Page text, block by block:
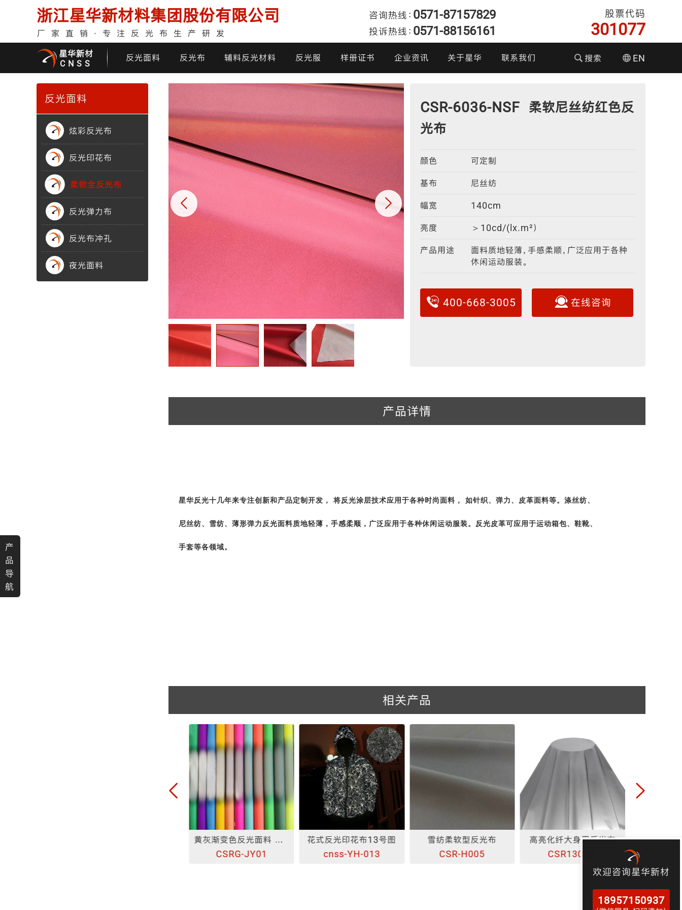
浙江星华新材料集团股份有限公司
厂家直销·专注反光布生产研发
咨询热线： 0571-87157829
投诉热线： 0571-88156161
股票代码
301077
星华新材
CNSS
反光面料
印花反光面料 彩色反光面料
渐变反光面料 反光弹力布 冲孔反光布
反光布
普亮反光布 耐水洗反光布
辅料反光材料
反光织带
彩色反光布 反光包边条 反光丝
反光服
反光背心 T恤执勤服
样册证书
产品样册
产品证书
企业资讯
企业动态
行业新闻
关于星华 联系我们 搜索 EN
CSR-6036-NSF 柔软尼丝纺红色反
光布
颜色 可定制
基布 尼丝纺
幅宽 140cm
亮度 ＞10cd/(lx.m²）
产品用途
面料质地轻薄，手感柔顺，广泛应用于各种
休闲运动服装。
400-668-3005 在线咨询
产品详情
星华反光十几年来专注创新和产品定制开发， 将反光涂层技术应用于各种时尚面料， 如针织、弹力、皮革面料等。涤丝纺、
尼丝纺、雪纺、薄形弹力反光面料质地轻薄，手感柔顺，广泛应用于各种休闲运动服装。反光皮革可应用于运动箱包、鞋靴、
手套等各领域。
相关产品
黄灰渐变色反光面料 颜色可定制
CSRG-JY01
花式反光印花布13号图
cnss-YH-013
雪纺柔软型反光布
CSR-H005
高亮化纤大身用反光布
CSR1303-2
柔软涤丝
反光面料
炫彩反光布
反光印花布
柔软全反光布
反光弹力布
反光布冲孔
夜光面料
产
品
导
航
欢迎咨询星华新材
18957150937